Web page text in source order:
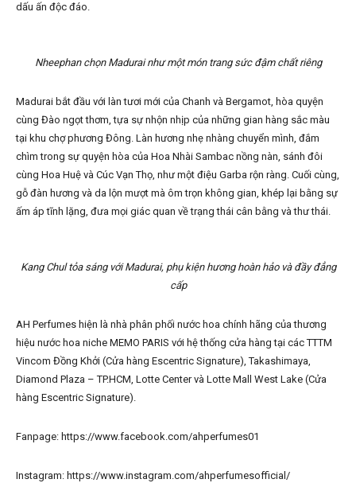
dấu ấn độc đáo.
Nheephan chọn Madurai như một món trang sức đậm chất riêng
Madurai bắt đầu với làn tươi mới của Chanh và Bergamot, hòa quyện
cùng Đào ngọt thơm, tựa sự nhộn nhịp của những gian hàng sắc màu
tại khu chợ phương Đông. Làn hương nhẹ nhàng chuyển mình, đắm
chìm trong sự quyện hòa của Hoa Nhài Sambac nồng nàn, sánh đôi
cùng Hoa Huệ và Cúc Vạn Thọ, như một điệu Garba rộn ràng. Cuối cùng,
gỗ đàn hương và da lộn mượt mà ôm trọn không gian, khép lại bằng sự
ấm áp tĩnh lặng, đưa mọi giác quan về trạng thái cân bằng và thư thái.
Kang Chul tỏa sáng với Madurai, phụ kiện hương hoàn hảo và đầy đẳng
cấp
AH Perfumes hiện là nhà phân phối nước hoa chính hãng của thương
hiệu nước hoa niche MEMO PARIS với hệ thống cửa hàng tại các TTTM
Vincom Đồng Khởi (Cửa hàng Escentric Signature), Takashimaya,
Diamond Plaza – TP.HCM, Lotte Center và Lotte Mall West Lake (Cửa
hàng Escentric Signature).
Fanpage: https://www.facebook.com/ahperfumes01
Instagram: https://www.instagram.com/ahperfumesofficial/